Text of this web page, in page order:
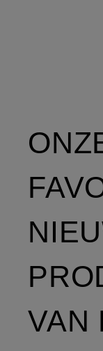
VAN